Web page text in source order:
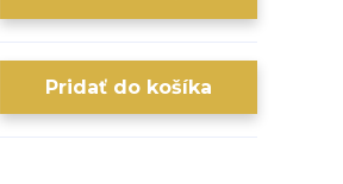
Pridať do košíka